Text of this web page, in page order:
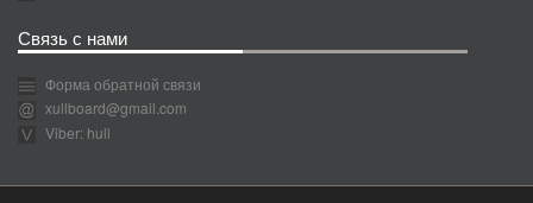
Связь с нами
Форма обратной связи
xullboard@gmail.com
Viber: hull